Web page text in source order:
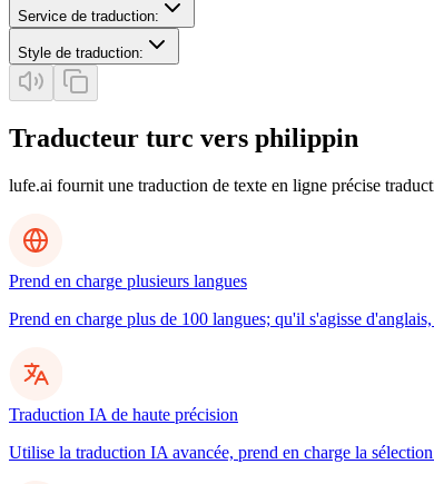
Service de traduction:
Style de traduction:
Traducteur turc vers philippin
lufe.ai fournit une traduction de texte en ligne précise
Prend en charge plusieurs langues
Prend en charge plus de 100 langues; qu'il s'agisse
Traduction IA de haute précision
Utilise la traduction IA avancée, prend en charge la